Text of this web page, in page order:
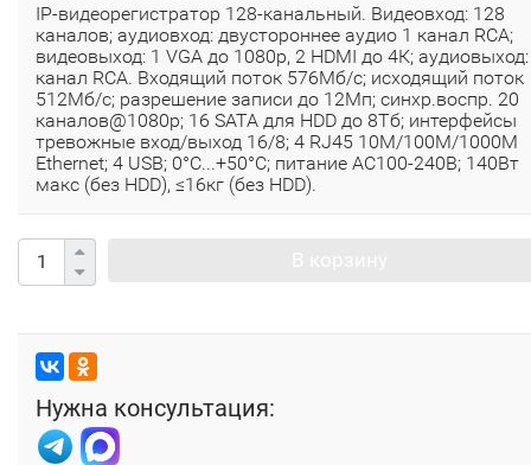
IP-видеорегистратор 128-канальный. Видеовход: 128
каналов; аудиовход: двустороннее аудио 1 канал RCA;
видеовыход: 1 VGA до 1080р, 2 HDMI до 4К;
канал RCA. Входящий поток 576Мб/с; исходящий поток
512Мб/с; разрешение записи до 12Мп; синхр.воспр. 20
каналов@1080р; 16 SATA для HDD до 8Тб; интерфейсы
тревожные вход/выход 16/8; 4 RJ45 10M/100M/1000M
Ethernet; 4 USB; 0°C...+50°C; питание АC100-240В; 140Вт
макс (без HDD), ≤16кг (без HDD).
Нужна консультация: